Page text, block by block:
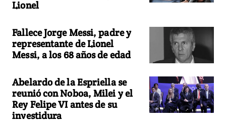
Lionel
Fallece Jorge Messi, padre y
representante de Lionel
Messi, a los 68 años de edad
Abelardo de la Espriella se
reunió con Noboa, Milei y el
Rey Felipe VI antes de su
investidura